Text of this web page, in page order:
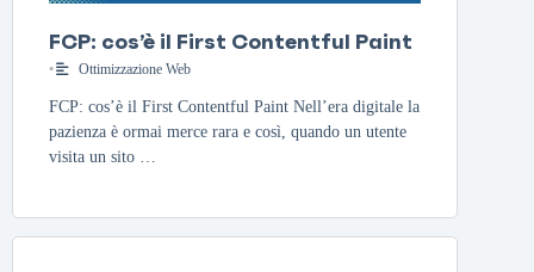
FCP: cos’è il First Contentful Paint
• Ottimizzazione Web
FCP: cos’è il First Contentful Paint Nell’era digitale la
pazienza è ormai merce rara e così, quando un utente
visita un sito …